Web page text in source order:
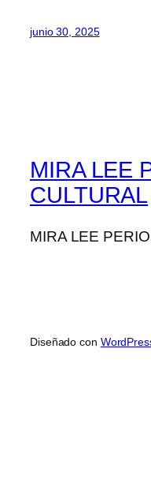
junio 30, 2025
MIRA LEE
CULTURAL
MIRA LEE
Diseñado con